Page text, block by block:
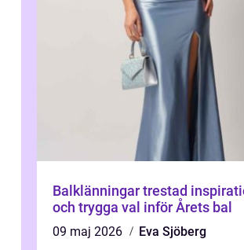
Balklänningar trestad inspiration, stil
och trygga val inför Årets bal
09 maj 2026
Eva Sjöberg